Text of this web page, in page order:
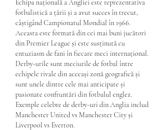
Echipa națională a Angliei este reprezentativa
fotbalistică a țării și a avut succes în trecut,
câștigând Campionatul Mondial în 1966.
Aceasta este formată din cei mai buni jucători
din Premier League și este susținută cu
entuziasm de fani în fiecare meci internațional.
Derby-urile sunt meciurile de fotbal între
echipele rivale din aceeași zonă geografică și
sunt unele dintre cele mai anticipate și
pasionate confruntări din fotbalul englez.
Exemple celebre de derby-uri din Anglia includ
Manchester United vs Manchester City și
Liverpool vs Everton.